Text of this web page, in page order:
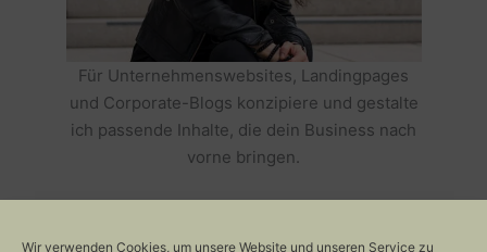
Wir verwenden Cookies, um unsere Website und unseren Service zu
Für Unternehmenswebsites, Landingpages
und Corporate-Blogs konzipiere und gestalte
ich passende Inhalte, die dein Business nach
vorne bringen.
ERFOLGREICH MACHEN >>